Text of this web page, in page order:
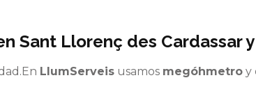
Sant Llorenç des Cardassar
LlumServeis usamos megóhmetro y